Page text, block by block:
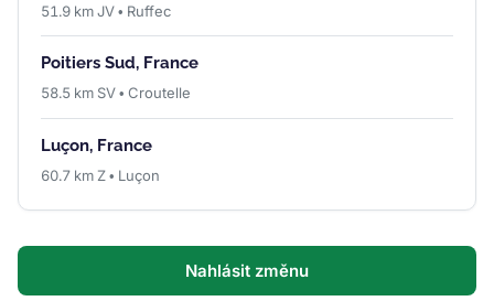
51.9 km JV • Ruffec
Poitiers Sud, France
58.5 km SV • Croutelle
Luçon, France
60.7 km Z • Luçon
Nahlásit změnu